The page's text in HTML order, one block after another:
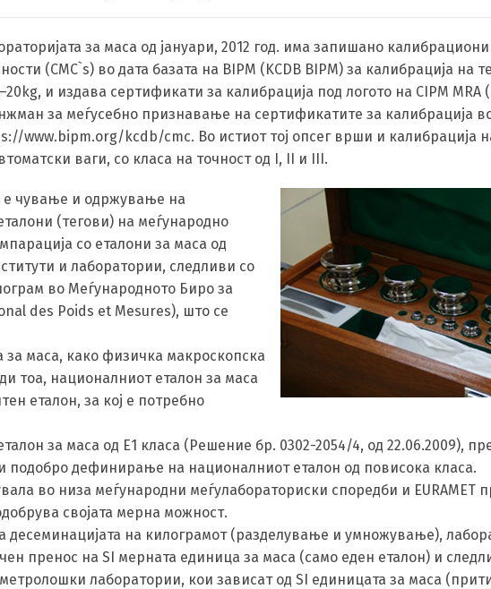
за маса од јануари, 2012 год. има запишано
(CMC`s) во дата базата на BIPM (KCDB BIPM) за калибрација на
и издава сертификати за калибрација под логото на CIPM MRA
за меѓусебно признавање на сертификатите за калибрација
www.bipm.org/kcdb/cmc. Во истиот тој опсег врши и калибрација
ваги, со класа на точност од I, II и III.
е чување и одржување на
(тегови) на меѓународно
со еталони за маса од
и лаборатории, следливи со
во Меѓународното Биро за
des Poids et Mesures), што се
маса, како физичка макроскопска
тоа, националниот еталон за маса
еталон, за кој е потребно
за маса од E1 класа (Решение бр. 0302-2054/4, од 22.06.2009),
подобро дефинирање на националниот еталон од повисока класа.
во низа меѓународни меѓулабораториски споредби и EURAMET
својата мерна можност.
десеминацијата на килограмот (разделување и умножување),
пренос на SI мерната единица за маса (само еден еталон) и
лаборатории, кои зависат од SI единицата за маса